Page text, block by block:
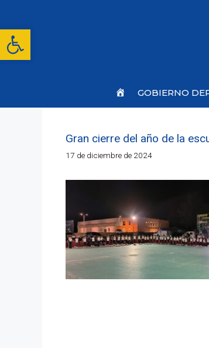
Abrir barra de
contenido
Inicio
GOBIERNO
Gran cierre del año de la
17 de diciembre de 2024